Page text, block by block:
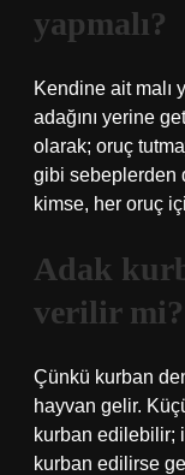
yapmalı?
Kendine ait malı
adağını yerine
olarak; oruç
gibi sebeplerden
kimse, her oruç
Adak
verilir mi?
Çünkü kurban
hayvan gelir.
kurban edilebilir;
kurban edilirse